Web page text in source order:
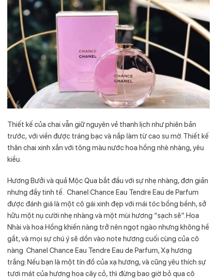
Thiết kế của chai vẫn giữ nguyên vẻ thanh lịch như phiên bản
trước, với viền được tráng bạc và nắp làm từ cao su mờ. Thiết kế
thân chai xinh xắn với tông màu nước hoa hồng nhè nhàng, yêu
kiều.
Hương Bưởi và quả Mộc Qua bắt đầu với sự nhẹ nhàng, đơn giản
nhưng đầy tinh tế. Chanel Chance Eau Tendre Eau de Parfum
được đánh giá là một cô gái xinh đẹp với mái tóc bồng bềnh, sở
hữu một nụ cười nhẹ nhàng và một mùi hương “sạch sẽ”. Hoa
Nhài và hoa Hồng khiến nàng trở nên ngọt ngào nhưng không hề
gắt, và mọi sự chú ý sẽ dồn vào note hương cuối cùng của cô
nàng Chanel Chance Eau Tendre Eau de Parfum, Xạ hương
trắng. Nếu bạn là một tín đồ của xạ hương, và cũng yêu thích sự
tươi mát của hương hoa cây cỏ, thì đừng bao giờ bỏ qua cô